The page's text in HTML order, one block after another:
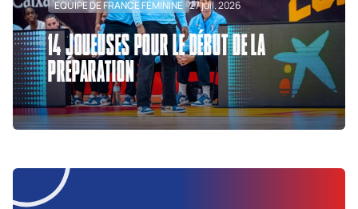
EQUIPE DE FRANCE FÉMININE 27 juil. 2026
14 JOUEUSES POUR LE DÉBUT DE LA
PRÉPARATION